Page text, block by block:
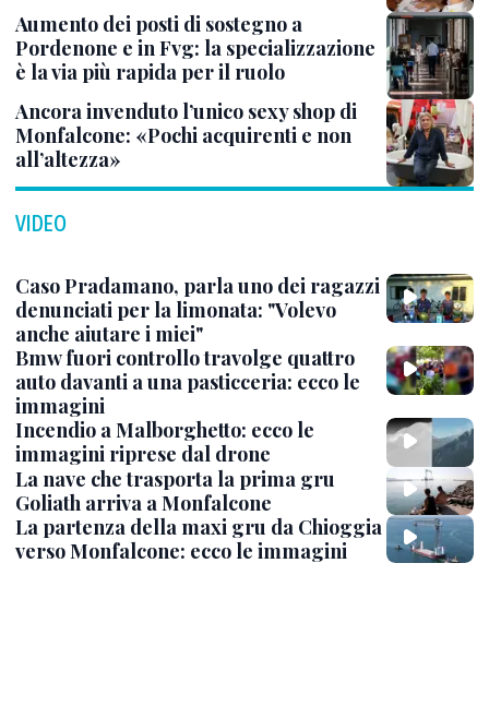
Aumento dei posti di sostegno a
Pordenone e in Fvg: la specializzazione
è la via più rapida per il ruolo
Ancora invenduto l’unico sexy shop di
Monfalcone: «Pochi acquirenti e non
all’altezza»
VIDEO
Caso Pradamano, parla uno dei ragazzi
denunciati per la limonata: "Volevo
anche aiutare i miei"
Bmw fuori controllo travolge quattro
auto davanti a una pasticceria: ecco le
immagini
Incendio a Malborghetto: ecco le
immagini riprese dal drone
La nave che trasporta la prima gru
Goliath arriva a Monfalcone
La partenza della maxi gru da Chioggia
verso Monfalcone: ecco le immagini